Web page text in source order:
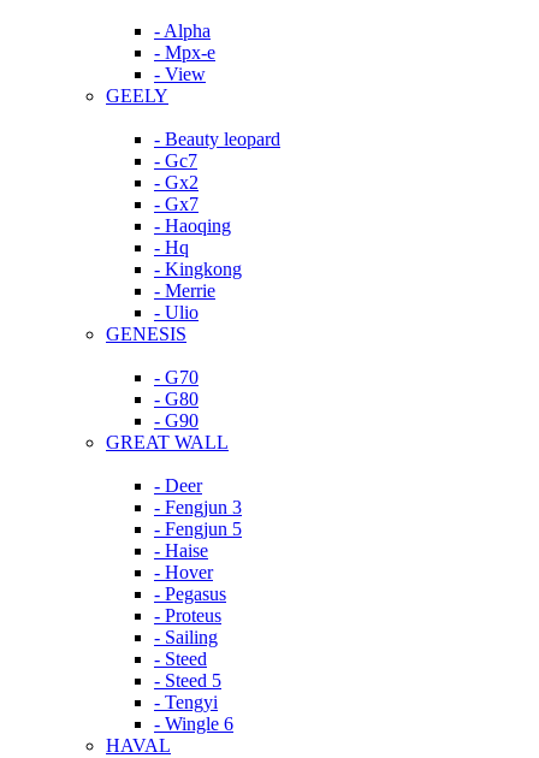
- Alpha
- Mpx-e
- View
GEELY
- Beauty leopard
- Gc7
- Gx2
- Gx7
- Haoqing
- Hq
- Kingkong
- Merrie
- Ulio
GENESIS
- G70
- G80
- G90
GREAT WALL
- Deer
- Fengjun 3
- Fengjun 5
- Haise
- Hover
- Pegasus
- Proteus
- Sailing
- Steed
- Steed 5
- Tengyi
- Wingle 6
HAVAL